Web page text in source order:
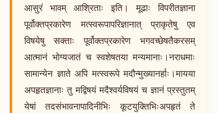
आसुरं भावम् आश्रिताः इति। मूढाः विपरीतज्ञाना
पूर्वोक्तप्रकारेण मत्स्वरूपापरिज्ञानात् प्राकृतेषु एव
विषयेषु सक्ताः पूर्वोक्तप्रकारेण भगवच्छेषतैकरसम्
आत्मानं भोग्यजातं च स्वशेषतया मन्यमानाः।नराधमाः
सामान्येन ज्ञाते अपि मत्स्वरूपे मदौन्मुख्यानर्हाः।मायया
अपहृतज्ञानाः तु मद्विषयं मदैश्वर्यविषयं च ज्ञानं प्रस्तुतम्
येषां तदसंभावनापादिनीभिः कूटयुक्तिभिःअपहृतं ते